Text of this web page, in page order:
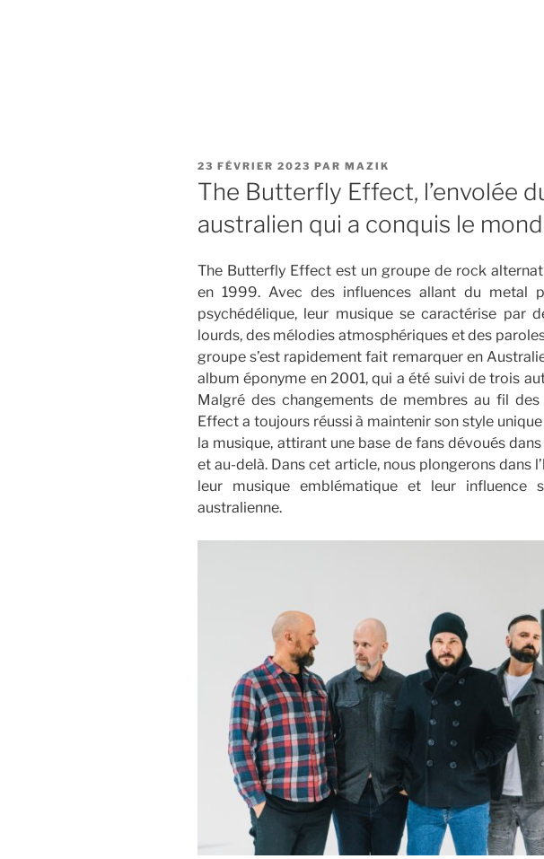
PUBLIÉ
LE
23 FÉVRIER 2023 PAR MAZIK
The Butterfly Effect, l’envolée
australien qui a conquis le
The Butterfly Effect est un groupe de rock
en 1999. Avec des influences allant du metal
psychédélique, leur musique se caractérise par
lourds, des mélodies atmosphériques et des
groupe s’est rapidement fait remarquer en
album éponyme en 2001, qui a été suivi de trois
Malgré des changements de membres au fil
Effect a toujours réussi à maintenir son style
la musique, attirant une base de fans dévoués
et au-delà. Dans cet article, nous plongerons dans
leur musique emblématique et leur influence
australienne.